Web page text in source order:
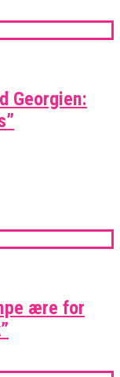
Georgien:
ære for